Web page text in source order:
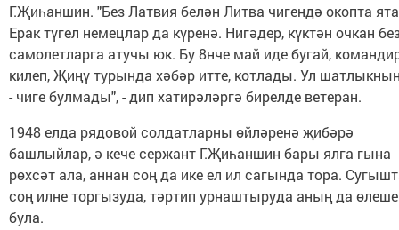
Г.Җиһаншин. "Без Латвия белән Литва чигендә окопта
Ерак түгел немецлар да күренә. Нигәдер, күктән очкан
самолетларга атучы юк. Бу 8нче май иде бугай,
килеп, Җиңү турында хәбәр итте, котлады. Ул
- чиге булмады", - дип хатирәләргә бирелде ветеран.
1948 елда рядовой солдатларны өйләренә җибәрә
башлыйлар, ә кече сержант Г.Җиһаншин бары ялга гына
рөхсәт ала, аннан соң да ике ел ил сагында тора.
соң илне торгызуда, тәртип урнаштыруда аның да
була.